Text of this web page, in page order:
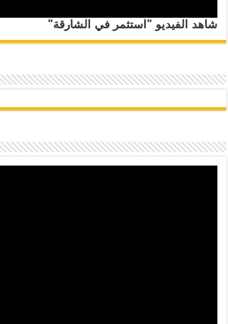
شاهد الفيديو "استثمر في الشارقة"